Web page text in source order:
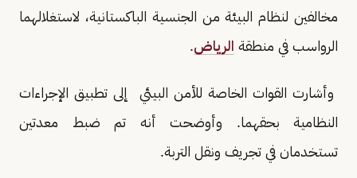
مخالفين لنظام البيئة من الجنسية الباكستانية، لاستغلالهما
الرواسب في منطقة الرياض.
وأشارت القوات الخاصة للأمن البيئي إلى تطبيق الإجراءات
النظامية بحقهما. وأوضحت أنه تم ضبط معدتين
تستخدمان في تجريف ونقل التربة.